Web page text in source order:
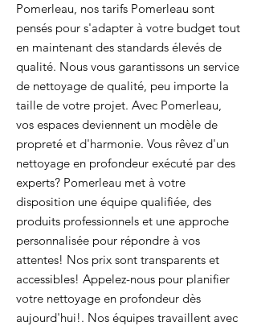
Pomerleau, nos tarifs Pomerleau sont
pensés pour s'adapter à votre budget tout
en maintenant des standards élevés de
qualité. Nous vous garantissons un service
de nettoyage de qualité, peu importe la
taille de votre projet. Avec Pomerleau,
vos espaces deviennent un modèle de
propreté et d'harmonie. Vous rêvez d'un
nettoyage en profondeur exécuté par des
experts? Pomerleau met à votre
disposition une équipe qualifiée, des
produits professionnels et une approche
personnalisée pour répondre à vos
attentes! Nos prix sont transparents et
accessibles! Appelez-nous pour planifier
votre nettoyage en profondeur dès
aujourd'hui!. Nos équipes travaillent avec